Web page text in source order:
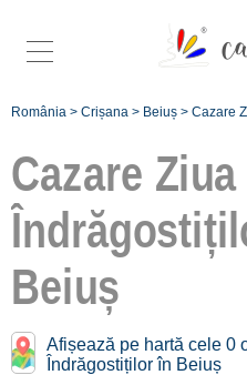
România > Crișana > Beiuș > Cazare
Cazare Ziua
Beiuș
Afișează pe hartă cele 0
Îndrăgostiților în Beiuș
Înscrie
o unitate de
cazare